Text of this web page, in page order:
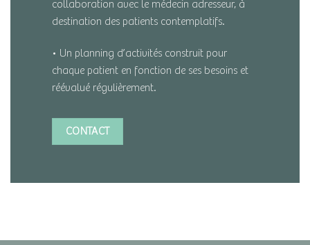
collaboration avec le médecin adresseur, à
destination des patients contemplatifs.
• Un planning d’activités construit pour
chaque patient en fonction de ses besoins et
réévalué régulièrement.
CONTACT